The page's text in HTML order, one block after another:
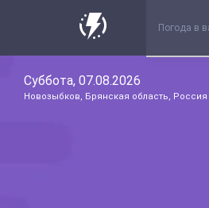
Суббота, 07.08.2026
Новозыбков, Брянская область, Россия